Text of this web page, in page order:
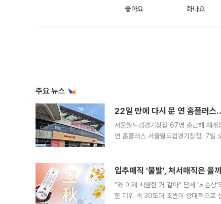
좋아요 화나요
주요 뉴스
22일 만에 다시 문 연 홈플러스
서울월드컵경기장점 67명 출근해 재
연 홈플러스 서울월드컵경기장점. 7일
입추매직 '불발', 처서매직은 올
“와 이제 시원한 거 같아” 단체 ‘뇌손
한 더위 속 30도대 초반이 상대적으로